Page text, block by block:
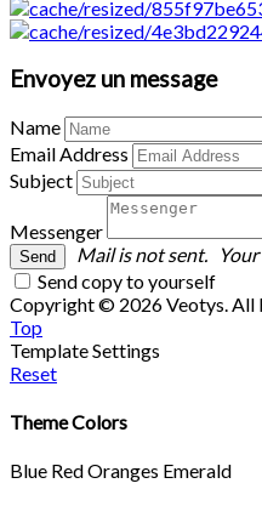
Envoyez un message
Name
Email Address
Subject
Messenger
Mail is not sent.
Send copy to yourself
Copyright © 2026 Veotys. All
Top
Template Settings
Reset
Theme Colors
Blue RedOranges Emerald